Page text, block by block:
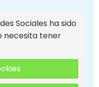
Sociales ha sido
necesita tener